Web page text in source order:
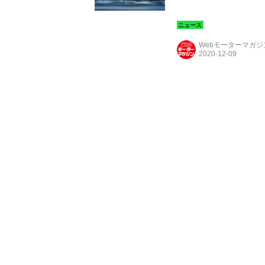
Webモーターマガジ